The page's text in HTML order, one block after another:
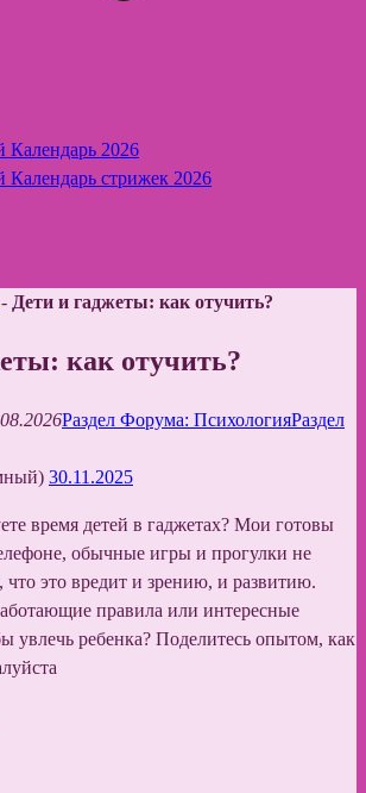
2026
стрижек 2026
- Дети и гаджеты: как отучить?
как отучить?
Раздел Форума: ПсихологияРаздел
30.11.2025
время детей в гаджетах? Мои готовы
обычные игры и прогулки не
это вредит и зрению, и развитию.
правила или интересные
увлечь ребенка? Поделитесь опытом, как